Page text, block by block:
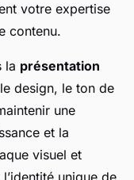
votre expertise
contenu.
la présentation
design, le ton de
une
et la
visuel et